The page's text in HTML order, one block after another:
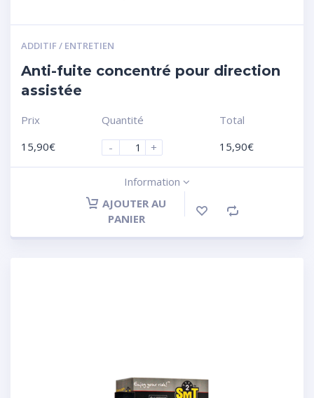
ADDITIF / ENTRETIEN
Anti-fuite concentré pour direction
assistée
Prix
15,90€
Quantité
-
+
Total
15,90€
Information
AJOUTER AU
PANIER